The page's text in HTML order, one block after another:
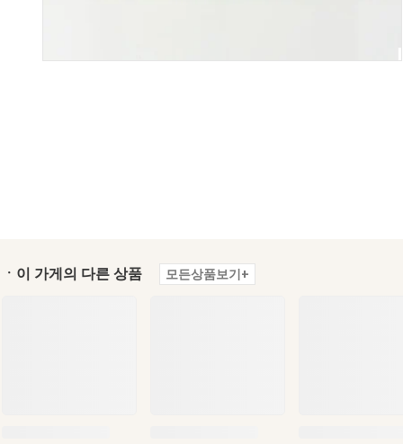
ㆍ이 가게의 다른 상품 모든상품보기+